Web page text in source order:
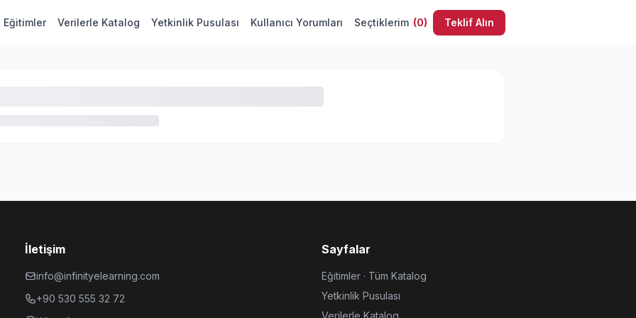
Eğitimler Verilerle Katalog Yetkinlik Pusulası Kullanıcı Yorumları Seçtiklerim (0) Teklif Alın
İletişim
info@infinityelearning.com
+90 530 555 32 72
Sayfalar
Eğitimler · Tüm Katalog
Yetkinlik Pusulası
Verilerle Katalog